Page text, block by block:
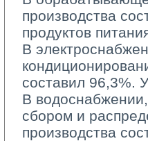
производства
продуктов
В
составил 96,3%.
В
сбором и
производства